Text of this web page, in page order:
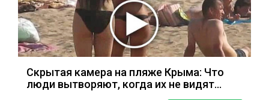
Скрытая камера на пляже Крыма: Что
люди вытворяют, когда их не видят...